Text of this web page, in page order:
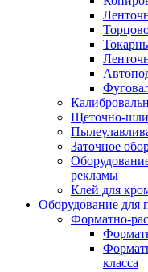
Щеточно-
Заточное
рекламы
Клей для
Оборудование для
Форматно-
класса